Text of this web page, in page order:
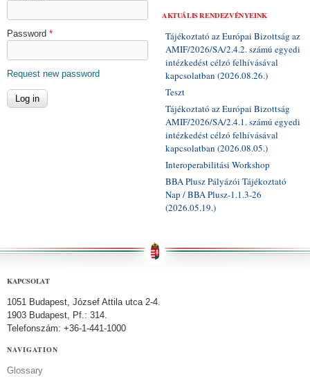
Password *
Request new password
AKTUÁLIS RENDEZVÉNYEINK
Tájékoztató az Európai Bizottság az
AMIF/2026/SA/2.4.2. számú egyedi
intézkedést célzó felhívásával
kapcsolatban (2026.08.26.)
Teszt
Tájékoztató az Európai Bizottság
AMIF/2026/SA/2.4.1. számú egyedi
intézkedést célzó felhívásával
kapcsolatban (2026.08.05.)
Interoperabilitási Workshop
BBA Plusz Pályázói Tájékoztató
Nap / BBA Plusz-1.1.3-26
(2026.05.19.)
KAPCSOLAT
1051 Budapest, József Attila utca 2-4.
1903 Budapest, Pf.: 314.
Telefonszám: +36-1-441-1000
NAVIGATION
Glossary